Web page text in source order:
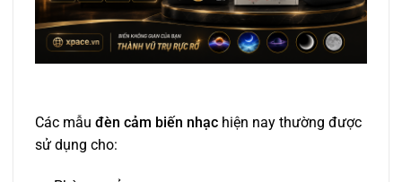
Các mẫu đèn cảm biến nhạc hiện nay thường được
sử dụng cho: